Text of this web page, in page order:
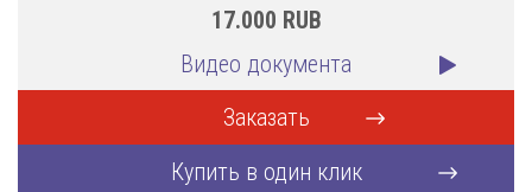
17.000 RUB
Видео документа
Заказать
Купить в один клик